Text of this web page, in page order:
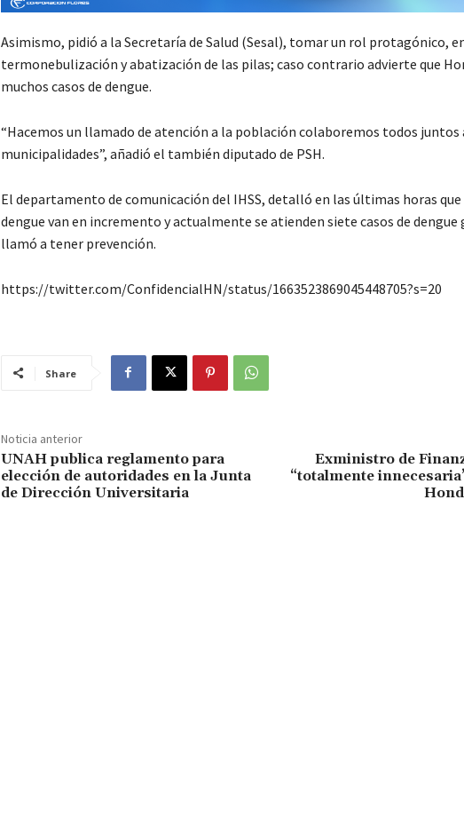
Asimismo, pidió a la Secretaría de Salud (Sesal), tomar un rol protagónico,
termonebulización y abatización de las pilas; caso contrario advierte que
muchos casos de dengue.
“Hacemos un llamado de atención a la población colaboremos todos juntos
municipalidades”, añadió el también diputado de PSH.
El departamento de comunicación del IHSS, detalló en las últimas horas que
dengue van en incremento y actualmente se atienden siete casos de dengue
llamó a tener prevención.
https://twitter.com/ConfidencialHN/status/1663523869045448705?s=20
Share
Noticia anterior
UNAH publica reglamento para
elección de autoridades en la Junta
de Dirección Universitaria
Exministro de
“totalmente